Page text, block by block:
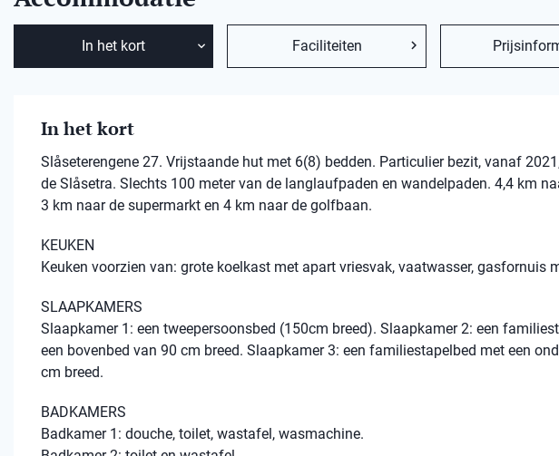
In het kort Faciliteiten
In het kort
Slåseterengene 27. Vrijstaande hut met 6(8) bedden. Particulier bezit, vanaf
de Slåsetra. Slechts 100 meter van de langlaufpaden en wandelpaden. 4,4 km
3 km naar de supermarkt en 4 km naar de golfbaan.
KEUKEN
Keuken voorzien van: grote koelkast met apart vriesvak, vaatwasser, gasfornuis
SLAAPKAMERS
Slaapkamer 1: een tweepersoonsbed (150cm breed). Slaapkamer 2: een
een bovenbed van 90 cm breed. Slaapkamer 3: een familiestapelbed met een
cm breed.
BADKAMERS
Badkamer 1: douche, toilet, wastafel, wasmachine.